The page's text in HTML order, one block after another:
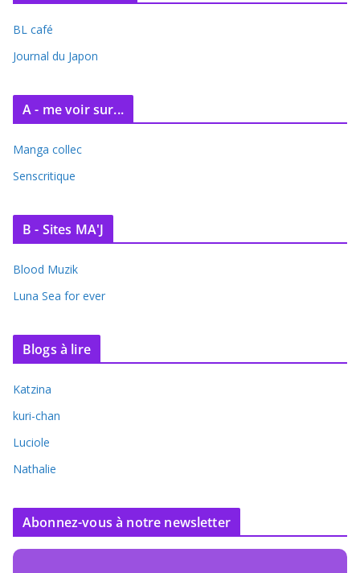
v
e
BL café
Journal du Japon
A - me voir sur...
Manga collec
Senscritique
B - Sites MA'J
Blood Muzik
Luna Sea for ever
Blogs à lire
Katzina
kuri-chan
Luciole
Nathalie
Abonnez-vous à notre newsletter